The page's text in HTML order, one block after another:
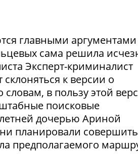
главными
сама решила
Эксперт-криминалист
к версии о
в пользу этой
поисковые
дочерью Ариной
планировали совершить
предполагаемого